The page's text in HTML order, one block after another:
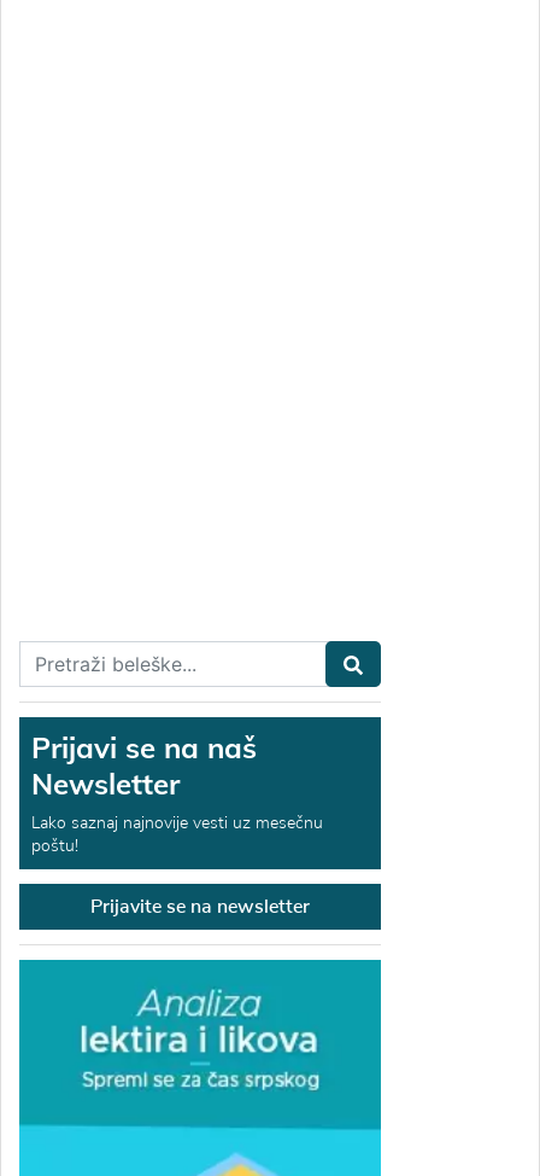
Prijavi se na naš
Newsletter
Lako saznaj najnovije vesti uz mesečnu
poštu!
Prijavite se na newsletter